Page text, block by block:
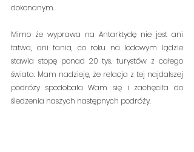
dokonanym.
Mimo że wyprawa na Antarktydę nie jest ani
łatwa, ani tania, co roku na lodowym lądzie
stawia stopę ponad 20 tys. turystów z całego
świata. Mam nadzieję, że relacja z tej najdalszej
podróży spodobała Wam się i zachęciła do
śledzenia naszych następnych podróży.